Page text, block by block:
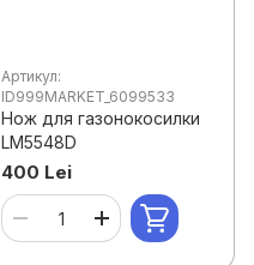
Артикул:
ID999MARKET_6099533
Нож для газонокосилки
LM5548D
400 Lei